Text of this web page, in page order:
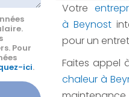
Pour
ici.
Votre
à Beynost
pour un
Faites appel
chaleur à